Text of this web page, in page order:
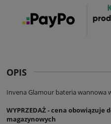
OPIS
Invena Glamour bateria wannowa
WYPRZEDAŻ - cena obowiązuje
magazynowych